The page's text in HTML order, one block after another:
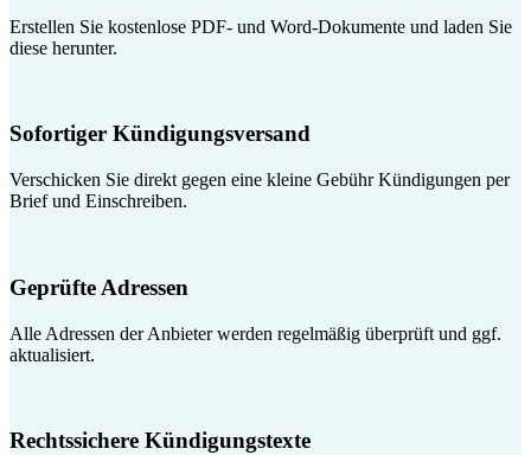
Erstellen Sie kostenlose PDF- und Word-Dokumente und laden Sie
diese herunter.
Sofortiger Kündigungsversand
Verschicken Sie direkt gegen eine kleine Gebühr Kündigungen per
Brief und Einschreiben.
Geprüfte Adressen
Alle Adressen der Anbieter werden regelmäßig überprüft und ggf.
aktualisiert.
Rechtssichere Kündigungstexte